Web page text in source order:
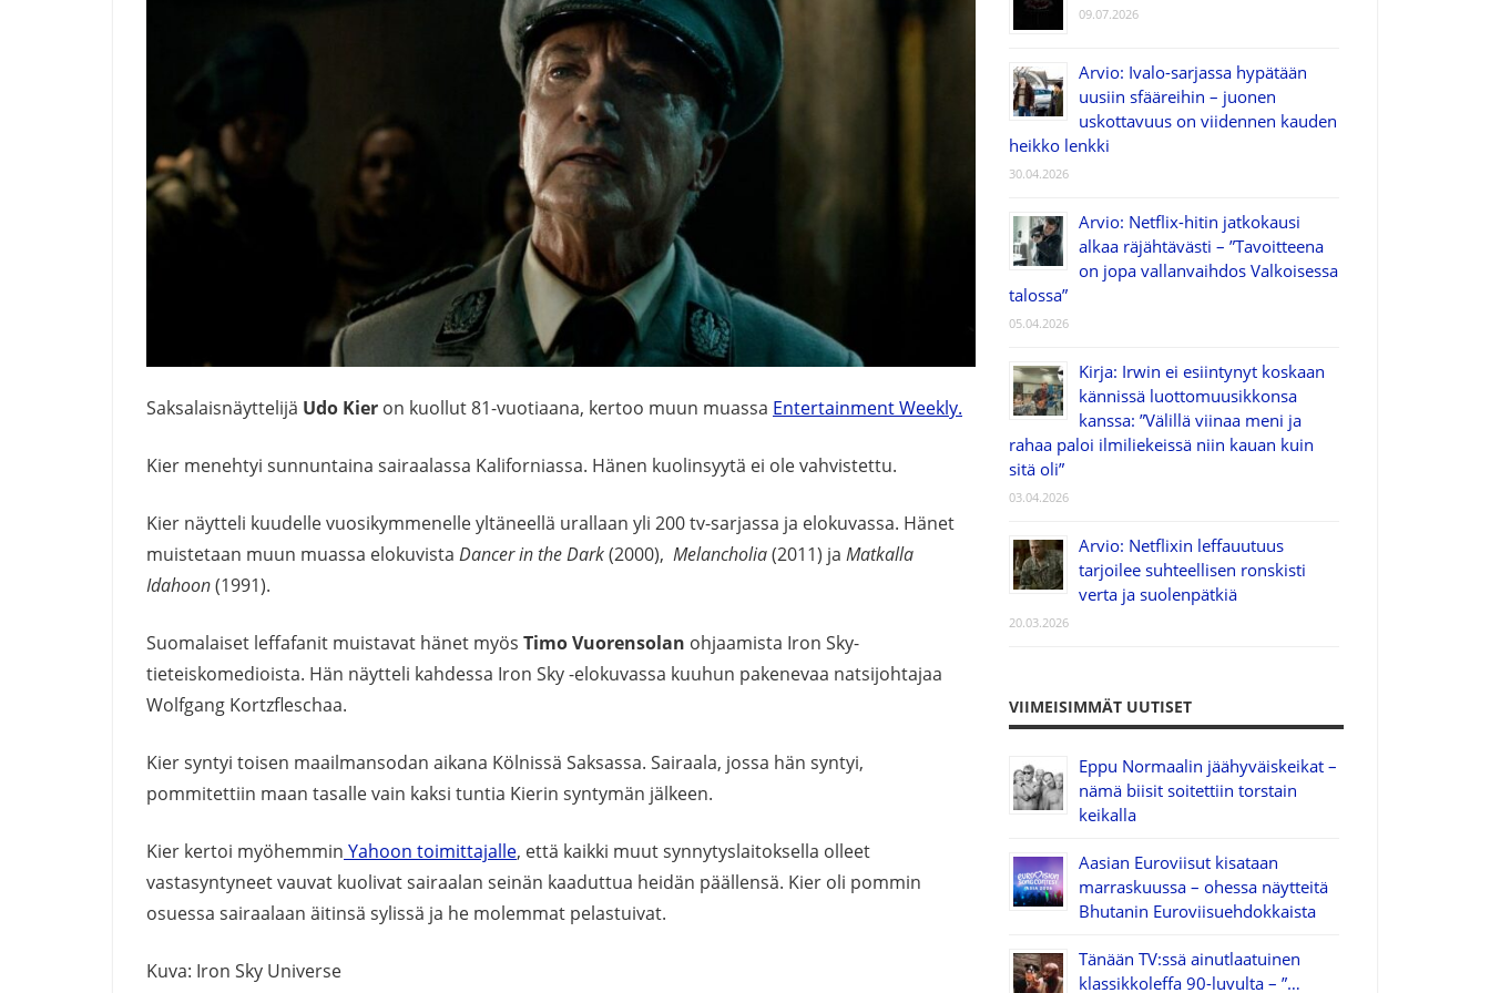
Saksalaisnäyttelijä Udo Kier on kuollut 81-vuotiaana, kertoo muun muassa Entertainment Weekly.
Kier menehtyi sunnuntaina sairaalassa Kaliforniassa. Hänen kuolinsyytä ei ole vahvistettu.
Kier näytteli kuudelle vuosikymmenelle yltäneellä urallaan yli 200 tv-sarjassa ja elokuvassa. Hänet
muistetaan muun muassa elokuvista Dancer in the Dark(2000), Melancholia(2011) ja Matkalla
Idahoon(1991).
Suomalaiset leffafanit muistavat hänet myös Timo Vuorensolan ohjaamista Iron Sky-
tieteiskomedioista. Hän näytteli kahdessa Iron Sky -elokuvassa kuuhun pakenevaa natsijohtajaa
Wolfgang Kortzfleschaa.
Kier syntyi toisen maailmansodan aikana Kölnissä Saksassa. Sairaala, jossa hän syntyi,
pommitettiin maan tasalle vain kaksi tuntia Kierin syntymän jälkeen.
Kier kertoi myöhemmin Yahoon toimittajalle, että kaikki muut synnytyslaitoksella olleet
vastasyntyneet vauvat kuolivat sairaalan seinän kaaduttua heidän päällensä. Kier oli pommin
osuessa sairaalaan äitinsä sylissä ja he molemmat pelastuivat.
Kuva: Iron Sky Universe
09.07.2026
Arvio: Ivalo-sarjassa hypätään
uusiin sfääreihin – juonen
uskottavuus on viidennen kauden
heikko lenkki
30.04.2026
Arvio: Netflix-hitin jatkokausi
alkaa räjähtävästi – ”Tavoitteena
on jopa vallanvaihdos Valkoisessa
talossa”
05.04.2026
Kirja: Irwin ei esiintynyt koskaan
kännissä luottomuusikkonsa
kanssa: ”Välillä viinaa meni ja
rahaa paloi ilmiliekeissä niin kauan kuin
sitä oli”
03.04.2026
Arvio: Netflixin leffauutuus
tarjoilee suhteellisen ronskisti
verta ja suolenpätkiä
20.03.2026
VIIMEISIMMÄT UUTISET
Eppu Normaalin jäähyväiskeikat –
nämä biisit soitettiin torstain
keikalla
Aasian Euroviisut kisataan
marraskuussa – ohessa näytteitä
Bhutanin Euroviisuehdokkaista
Tänään TV:ssä ainutlaatuinen
klassikkoleffa 90-luvulta – ”…